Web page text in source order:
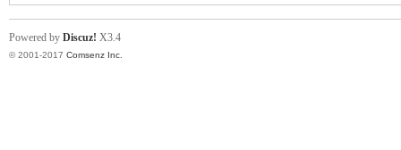
Powered by Discuz! X3.4
© 2001-2017 Comsenz Inc.